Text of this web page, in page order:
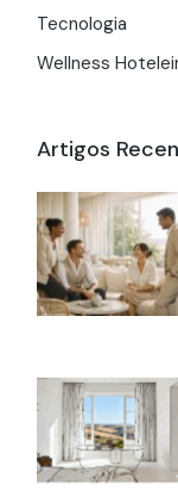
Tecnologia
Wellness
Artigos